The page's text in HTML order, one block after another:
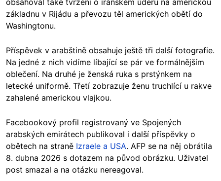
obsahoval také tvrzení o íránském úderu na americkou
základnu v Rijádu a převozu těl amerických obětí do
Washingtonu.
Příspěvek v arabštině obsahuje ještě tři další fotografie.
Na jedné z nich vidíme líbající se pár ve formálnějším
oblečení. Na druhé je ženská ruka s prstýnkem na
letecké uniformě. Třetí zobrazuje ženu truchlící u rakve
zahalené americkou vlajkou.
Facebookový profil registrovaný ve Spojených
arabských emirátech publikoval i další příspěvky o
obětech na straně Izraele a USA. AFP se na něj obrátila
8. dubna 2026 s dotazem na původ obrázku. Uživatel
post smazal a na otázku nereagoval.